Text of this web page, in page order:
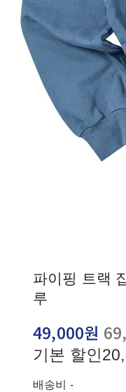
파이핑 트랙
루
49,000원
기본 할인
배송비 -